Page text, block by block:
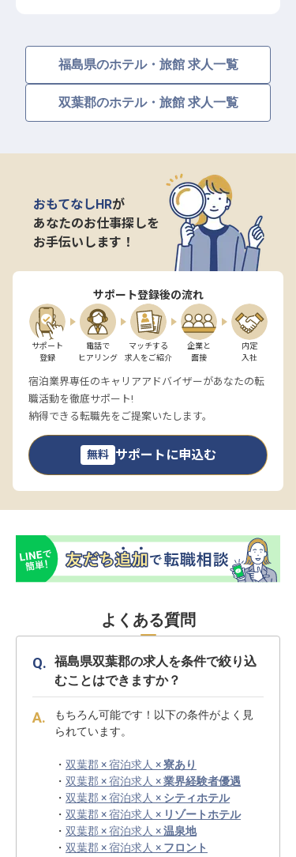
福島県のホテル・旅館 求人一覧
双葉郡のホテル・旅館 求人一覧
おもてなしHRが
あなたのお仕事探しを
お手伝いします！
サポート登録後の流れ
サポート
登録
電話で
ヒアリング
マッチする
求人をご紹介
企業と
面接
内定
入社
宿泊業界専任のキャリアアドバイザーがあなたの転
職活動を徹底サポート!
納得できる転職先をご提案いたします。
無料 サポートに申込む
よくある質問
福島県双葉郡の求人を条件で絞り込
むことはできますか？
もちろん可能です！以下の条件がよく見
られています。
・ 双葉郡 × 宿泊求人 ×寮あり
・ 双葉郡 × 宿泊求人 ×業界経験者優遇
・ 双葉郡 × 宿泊求人 × シティホテル
・ 双葉郡 × 宿泊求人 × リゾートホテル
・ 双葉郡 × 宿泊求人 ×温泉地
・ 双葉郡 × 宿泊求人 × フロント